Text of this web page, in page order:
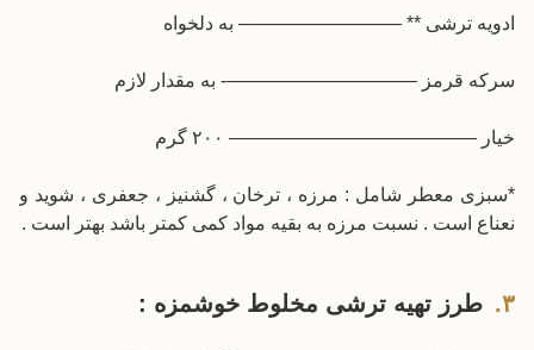
ادویه ترشی ** ————————– به دلخواه
سرکه قرمز ——————————- به مقدار لازم
خیار ————————————— ۲۰۰ گرم
*سبزی معطر شامل : مرزه ، ترخان ، گشنیز ، جعفری ، شوید و
نعناع است . نسبت مرزه به بقیه مواد کمی کمتر باشد بهتر است .
طرز تهیه ترشی مخلوط خوشمزه :